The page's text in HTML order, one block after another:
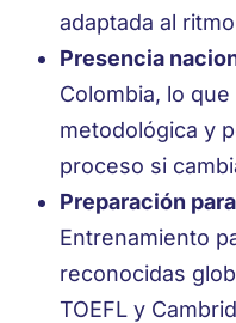
adaptada al
Presencia
Colombia, lo
metodológica y
proceso si
Preparación
Entrenamiento
reconocidas
TOEFL y